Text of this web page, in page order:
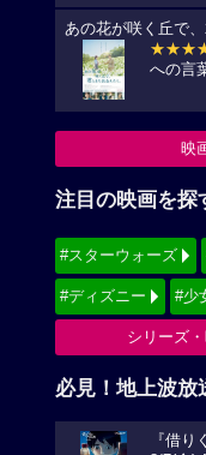
あの花が咲く丘で
への言
映
注目の映画を探
#スターウォーズ
#ディズニー #少
シリーズ
必見！地上波放
『借り